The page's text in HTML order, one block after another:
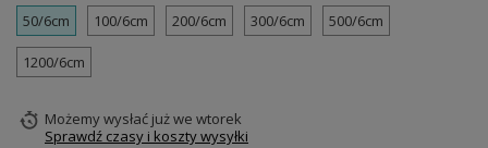
50/6cm 100/6cm 200/6cm 300/6cm 500/6cm
1200/6cm
Możemy wysłać jużwe wtorek
Sprawdź czasy i koszty wysyłki